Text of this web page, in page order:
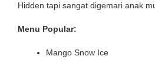
Hidden tapi sangat digemari anak
Menu Popular:
Mango Snow Ice